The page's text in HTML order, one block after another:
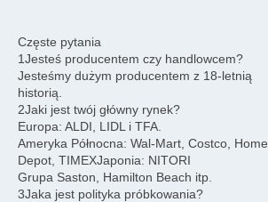
Częste pytania
1Jesteś producentem czy handlowcem?
Jesteśmy dużym producentem z 18-letnią
historią.
2Jaki jest twój główny rynek?
Europa: ALDI, LIDL i TFA.
Ameryka Północna: Wal-Mart, Costco, Home
Depot, TIMEXJaponia: NITORI
Grupa Saston, Hamilton Beach itp.
3Jaka jest polityka próbkowania?